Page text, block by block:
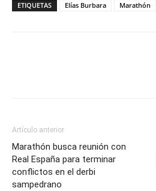
ETIQUETAS Elías Burbara Marathón
Artículo anterior
Marathón busca reunión con
Real España para terminar
conflictos en el derbi
sampedrano